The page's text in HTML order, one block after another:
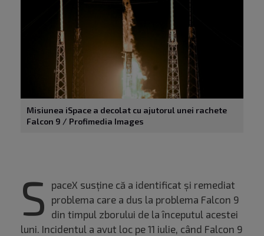
Misiunea iSpace a decolat cu ajutorul unei rachete
Falcon 9 / Profimedia Images
S
paceX susține că a identificat și remediat
problema care a dus la problema Falcon 9
din timpul zborului de la începutul acestei
luni. Incidentul a avut loc pe 11 iulie, când Falcon 9